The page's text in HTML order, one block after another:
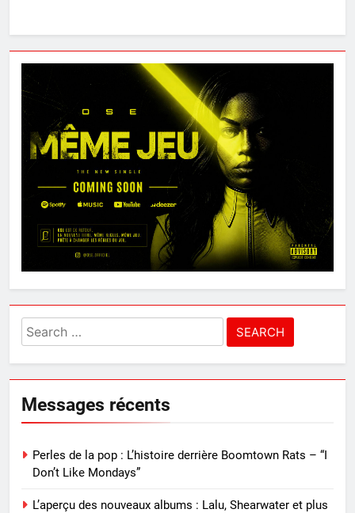
Search
for:
Messages récents
Perles de la pop : L’histoire derrière Boomtown Rats – “I
Don’t Like Mondays”
L’aperçu des nouveaux albums : Lalu, Shearwater et plus